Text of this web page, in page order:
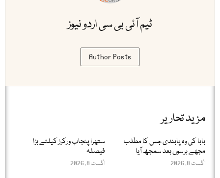
ٹیم آئی بی سی اردو نیوز
Author Posts
مزید تحاریر
بابا کی وہ پابندی جس کا مطلب
مجھے برسوں بعد سمجھ آیا
اگست 8, 2026
ستھرا پنجاب ورکرز کیلئے بڑا
فیصلہ
اگست 8, 2026